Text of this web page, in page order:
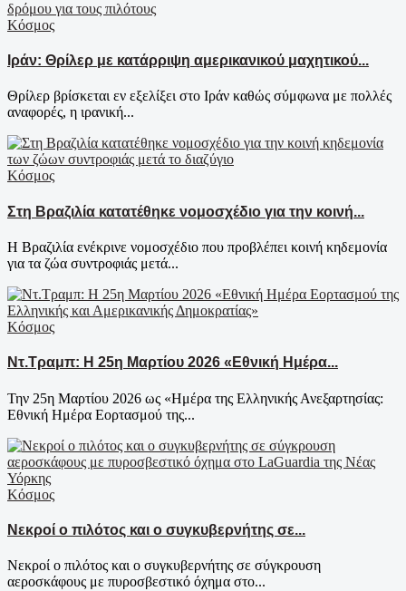
Κόσμος
Ιράν: Θρίλερ με κατάρριψη αμερικανικού μαχητικού...
Θρίλερ βρίσκεται εν εξελίξει στο Ιράν καθώς σύμφωνα με πολλές
αναφορές, η ιρανική...
Κόσμος
Στη Βραζιλία κατατέθηκε νομοσχέδιο για την κοινή...
Η Βραζιλία ενέκρινε νομοσχέδιο που προβλέπει κοινή κηδεμονία
για τα ζώα συντροφιάς μετά...
Κόσμος
Ντ.Τραμπ: Η 25η Μαρτίου 2026 «Εθνική Ημέρα...
Την 25η Μαρτίου 2026 ως «Ημέρα της Ελληνικής Ανεξαρτησίας:
Εθνική Ημέρα Εορτασμού της...
Κόσμος
Νεκροί ο πιλότος και ο συγκυβερνήτης σε...
Νεκροί ο πιλότος και ο συγκυβερνήτης σε σύγκρουση
αεροσκάφους με πυροσβεστικό όχημα στο...